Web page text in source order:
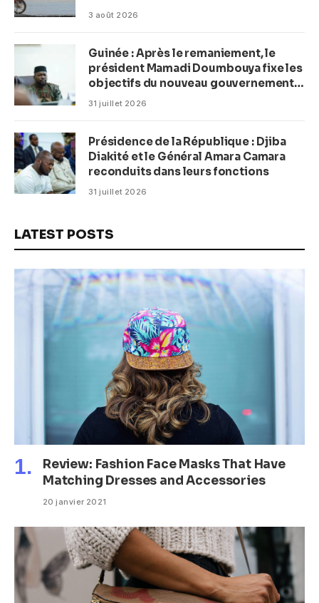
3 août 2026
Guinée : Après le remaniement, le
président Mamadi Doumbouya fixe les
objectifs du nouveau gouvernement
(CM)
31 juillet 2026
Présidence de la République : Djiba
Diakité et le Général Amara Camara
reconduits dans leurs fonctions
31 juillet 2026
LATEST POSTS
Review: Fashion Face Masks That Have
Matching Dresses and Accessories
20 janvier 2021